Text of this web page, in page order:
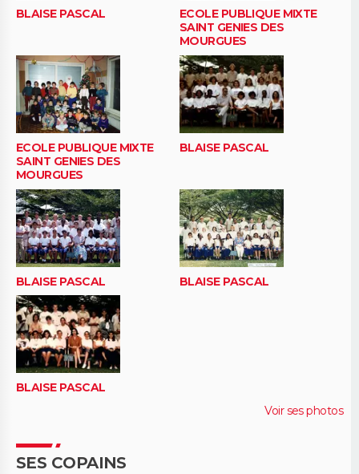
BLAISE PASCAL
ECOLE PUBLIQUE MIXTE
SAINT GENIES DES
MOURGUES
ECOLE PUBLIQUE MIXTE
SAINT GENIES DES
MOURGUES
BLAISE PASCAL
BLAISE PASCAL BLAISE PASCAL
BLAISE PASCAL
Voir ses photos
SES COPAINS